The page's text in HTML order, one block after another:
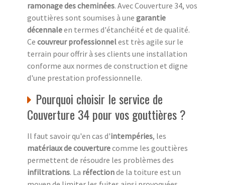
ramonage des cheminées. Avec Couverture 34, vos
gouttières sont soumises à une garantie
décennaleen termes d'étanchéité et de qualité.
Ce couvreur professionnelest très agile sur le
terrain pour offrir à ses clients une installation
conforme aux normes de construction et digne
d'une prestation professionnelle.
Pourquoi choisir le service de
Couverture 34 pour vos gouttières ?
Il faut savoir qu'en cas d'intempéries, les
matériaux de couverturecomme les gouttières
permettent de résoudre les problèmes des
infiltrations. La réfectionde la toiture est un